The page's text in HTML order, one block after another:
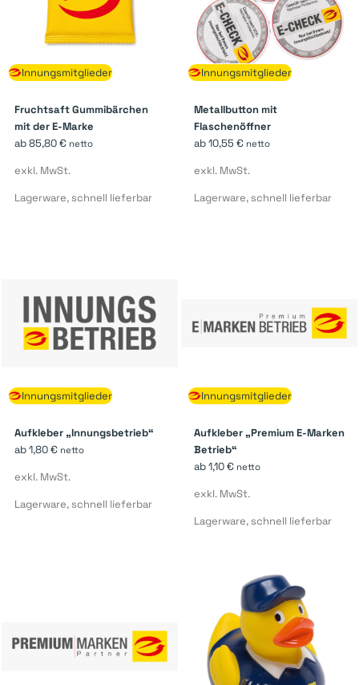
Innungsmitglieder
Fruchtsaft Gummibärchen
mit der E-Marke
ab85,80€ netto
exkl. MwSt.
Lagerware, schnell lieferbar
Innungsmitglieder
Metallbutton mit
Flaschenöffner
ab10,55 € netto
exkl. MwSt.
Lagerware, schnell lieferbar
Innungsmitglieder
Aufkleber „Innungsbetrieb“
ab1,80€ netto
exkl. MwSt.
Lagerware, schnell lieferbar
Innungsmitglieder
Aufkleber „Premium E-Marken
Betrieb“
ab1,10€ netto
exkl. MwSt.
Lagerware, schnell lieferbar